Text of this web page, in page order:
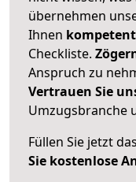
übernehmen
Ihnen
Checkliste.
Anspruch zu
Vertrauen Sie
Umzugsbranche
Füllen Sie jetzt
Sie kostenlose